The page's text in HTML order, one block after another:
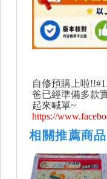
自修預購上啦
爸已經準備多款
起來喊單~
https://
相關推薦商品